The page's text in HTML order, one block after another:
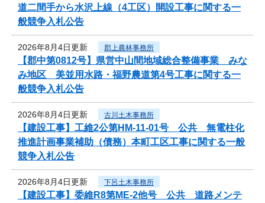
道二間手から水沢上線（4工区）開設工事に関する一
般競争入札公告
2026年8月4日更新 郡上農林事務所
【郡中第0812号】県営中山間地域総合整備事業 みな
み地区 美並用水路・福野農道第4号工事に関する一
般競争入札公告
2026年8月4日更新 古川土木事務所
【建設工事】工維2公第HM-11-01号 公共 無電柱化
推進計画事業補助（債務）本町工区工事に関する一般
競争入札公告
2026年8月4日更新 下呂土木事務所
【建設工事】委維R8第ME-2他号 公共 道路メンテ